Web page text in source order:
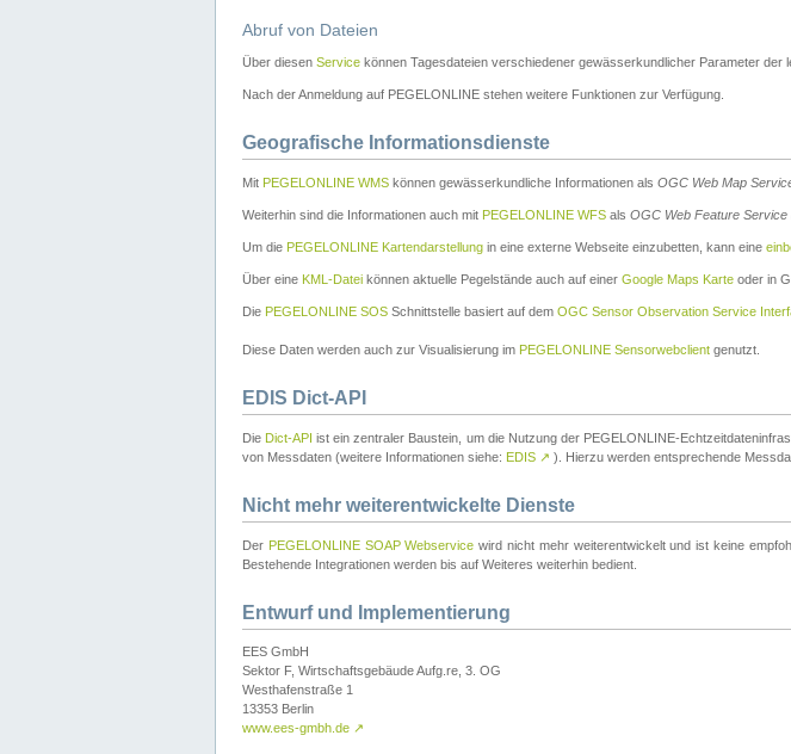
Abruf von Dateien
Über diesen Service können Tagesdateien verschiedener gewässerkundlicher Parameter der
Nach der Anmeldung auf PEGELONLINE stehen weitere Funktionen zur Verfügung.
Geografische Informationsdienste
Mit PEGELONLINE WMS können gewässerkundliche Informationen als OGC Web Map
Weiterhin sind die Informationen auch mit PEGELONLINE WFS als OGC Web Feature Service
Um die PEGELONLINE Kartendarstellung in eine externe Webseite einzubetten, kann eine
Über eine KML-Datei können aktuelle Pegelstände auch auf einer Google Maps Karte oder in
Die PEGELONLINE SOS Schnittstelle basiert auf dem OGC Sensor Observation Service
Diese Daten werden auch zur Visualisierung im PEGELONLINE Sensorwebclient genutzt.
EDIS Dict-API
Die Dict-API ist ein zentraler Baustein, um die Nutzung der PEGELONLINE-
von Messdaten (weitere Informationen siehe: EDIS ↗ ). Hierzu werden entsprechende
Nicht mehr weiterentwickelte Dienste
Der PEGELONLINE SOAP Webservice wird nicht mehr weiterentwickelt und ist keine
Bestehende Integrationen werden bis auf Weiteres weiterhin bedient.
Entwurf und Implementierung
EES GmbH
Sektor F, Wirtschaftsgebäude Aufg.re, 3. OG
Westhafenstraße 1
13353 Berlin
www.ees-gmbh.de ↗